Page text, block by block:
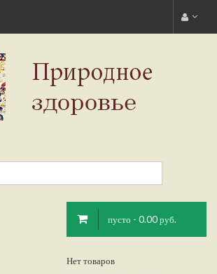
пусто - 0.00 руб.
Нет товаров